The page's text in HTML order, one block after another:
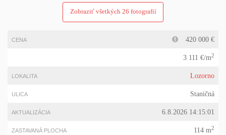
Zobraziť všetkých 26 fotografií
CENA 420 000 €
3 111 €/m2
LOKALITA Lozorno
ULICA Staničná
AKTUALIZÁCIA 6.8.2026 14:15:01
ZASTAVANÁ PLOCHA 114 m2